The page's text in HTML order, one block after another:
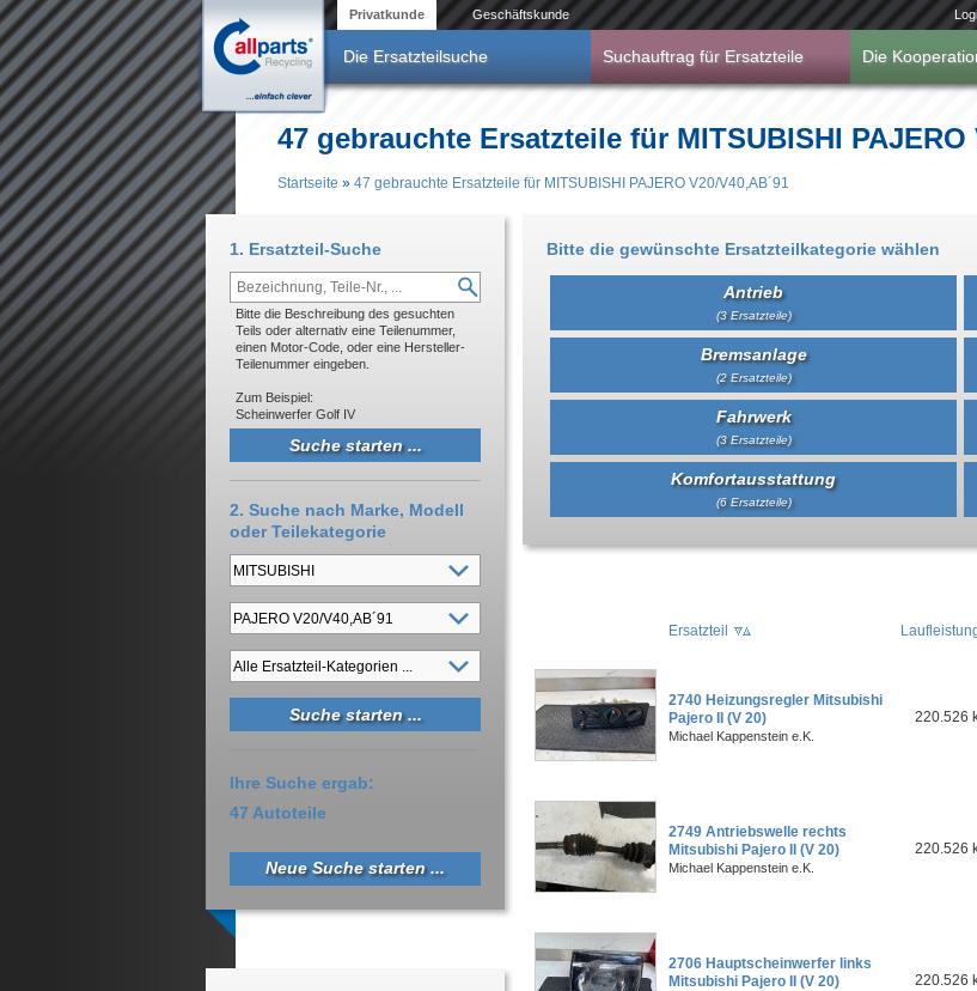
Direkt zum Inhalt Privatkunde Geschäftskunde
Die Ersatzteilsuche Suchauftrag für Ersatzteile Die
47 gebrauchte Ersatzteile für MITSUBISHI PAJERO
Startseite » 47 gebrauchte Ersatzteile für MITSUBISHI PAJERO V20/V40,AB´91
Bitte die gewünschte Ersatzteilkategorie wählen
Antrieb
(3 Ersatzteile)
Bremsanlage
(2 Ersatzteile)
Fahrwerk
(3 Ersatzteile)
Komfortausstattung
(6 Ersatzteile)
Ersatzteil
2740 Heizungsregler Mitsubishi
Pajero II (V 20)
Michael Kappenstein e.K.
220.526
2749 Antriebswelle rechts
Mitsubishi Pajero II (V 20)
Michael Kappenstein e.K.
220.526
2706 Hauptscheinwerfer links
Mitsubishi Pajero II (V 20)
220.526
1. Ersatzteil-Suche
Bitte die Beschreibung des gesuchten
Teils oder alternativ eine Teilenummer,
einen Motor-Code, oder eine Hersteller-
Teilenummer eingeben.
Zum Beispiel:
Scheinwerfer Golf IV
2. Suche nach Marke, Modell
oder Teilekategorie
Ihre Suche ergab:
47 Autoteile
Neue Suche starten ...